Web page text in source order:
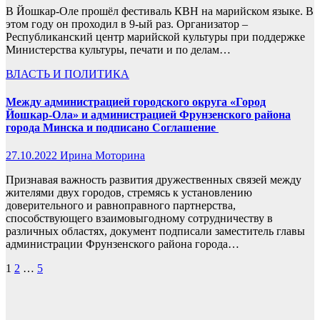
В Йошкар-Оле прошёл фестиваль КВН на марийском языке. В
этом году он проходил в 9-ый раз. Организатор –
Республиканский центр марийской культуры при поддержке
Министерства культуры, печати и по делам…
ВЛАСТЬ И ПОЛИТИКА
Между администрацией городского округа «Город
Йошкар-Ола» и администрацией Фрунзенского района
города Минска и подписано Соглашение
27.10.2022 Ирина Моторина
Признавая важность развития дружественных связей между
жителями двух городов, стремясь к установлению
доверительного и равноправного партнерства,
способствующего взаимовыгодному сотрудничеству в
различных областях, документ подписали заместитель главы
администрации Фрунзенского района города…
Пагинация
1 2 … 5